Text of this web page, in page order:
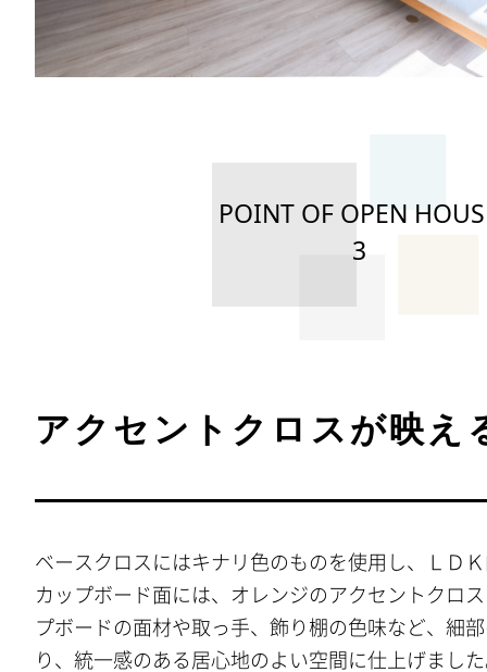
POINT OF OPEN
3
アクセントクロスが映え
ベースクロスにはキナリ色のものを使用し、ＬＤ
カップボード面には、オレンジのアクセントクロ
プボードの面材や取っ手、飾り棚の色味など、細
り、統一感のある居心地のよい空間に仕上げまし